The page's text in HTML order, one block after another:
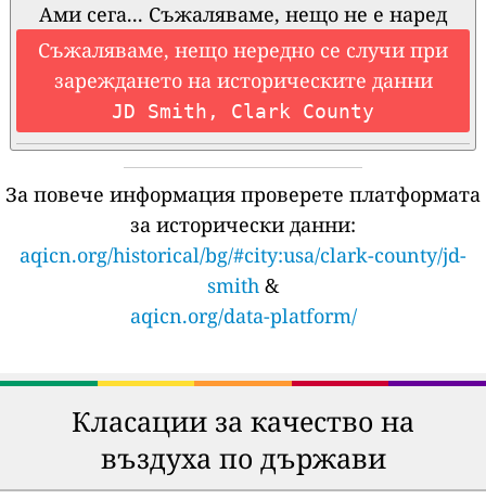
Ами сега... Съжаляваме, нещо не е наред
Съжаляваме, нещо нередно се случи при
зареждането на историческите данни
JD Smith, Clark County
За повече информация проверете платформата
за исторически данни:
aqicn.org/historical/bg/#city:usa/clark-county/jd-
smith &
aqicn.org/data-platform/
Класации за качество на
въздуха по държави